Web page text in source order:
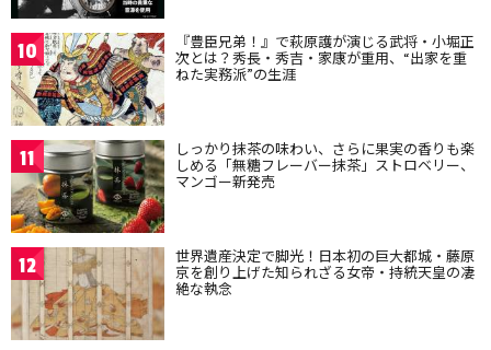
10 『豊臣兄弟！』で萩原護が演じる武将・小堀正
次とは？秀長・秀吉・家康が重用、“出家を重
ねた実務派”の生涯
11 しっかり抹茶の味わい、さらに果実の香りも楽
しめる「無糖フレーバー抹茶」ストロベリー、
マンゴー新発売
12 世界遺産決定で脚光！日本初の巨大都城・藤原
京を創り上げた知られざる女帝・持統天皇の凄
絶な執念